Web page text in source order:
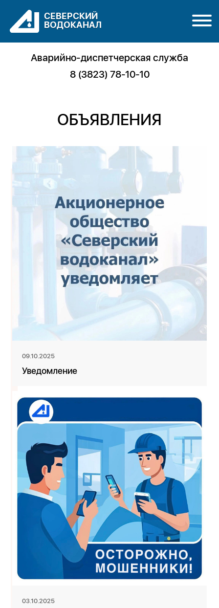
Аварийно-диспетчерская служба
8 (3823) 78-10-10
СЕВЕРСКИЙ
ВОДОКАНАЛ
ОБЪЯВЛЕНИЯ
09.10.2025
Уведомление
03.10.2025